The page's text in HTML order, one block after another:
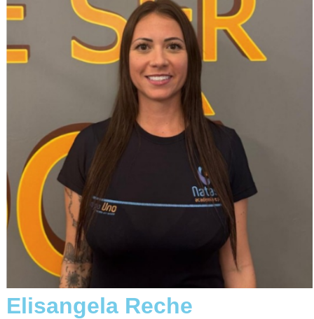
Elisangela Reche